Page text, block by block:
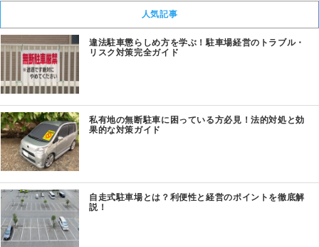
人気記事
違法駐車懲らしめ方を学ぶ！駐車場経営のトラブル・
リスク対策完全ガイド
私有地の無断駐車に困っている方必見！法的対処と効
果的な対策ガイド
自走式駐車場とは？利便性と経営のポイントを徹底解
説！